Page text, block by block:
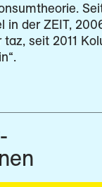
in der ZEIT,
seit 2011